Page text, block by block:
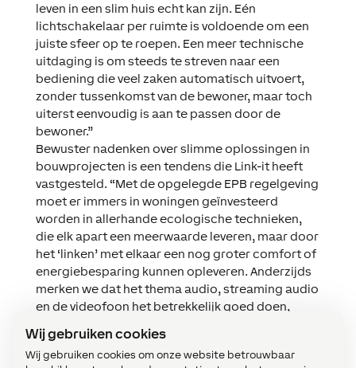
Wij gebruiken cookies
Wij gebruiken cookies om onze website betrouwbaar
leven in een slim huis echt kan zijn. Eén
lichtschakelaar per ruimte is voldoende om een
juiste sfeer op te roepen. Een meer technische
uitdaging is om steeds te streven naar een
bediening die veel zaken automatisch uitvoert,
zonder tussenkomst van de bewoner, maar toch
uiterst eenvoudig is aan te passen door de
bewoner.”
Bewuster nadenken over slimme oplossingen in
bouwprojecten is een tendens die Link-it heeft
vastgesteld. “Met de opgelegde EPB regelgeving
moet er immers in woningen geïnvesteerd
worden in allerhande ecologische technieken,
die elk apart een meerwaarde leveren, maar door
het ‘linken’ met elkaar een nog groter comfort of
energiebesparing kunnen opleveren. Anderzijds
merken we dat het thema audio, streaming audio
en de videofoon het betrekkelijk goed doen,